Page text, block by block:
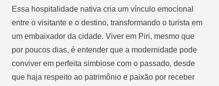
Essa hospitalidade nativa cria um vínculo emocional
entre o visitante e o destino, transformando o turista em
um embaixador da cidade. Viver em Piri, mesmo que
por poucos dias, é entender que a modernidade pode
conviver em perfeita simbiose com o passado, desde
que haja respeito ao patrimônio e paixão por receber